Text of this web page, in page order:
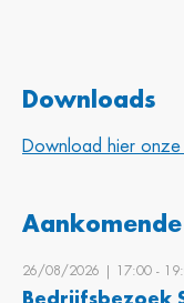
Downloads
Download hier onze
26/08/2026 | 17:00 ‐
Bedrijfsbezoek